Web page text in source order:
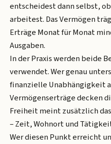
entscheidest dann selbst,
arbeitest. Das Vermögen
Erträge Monat für Monat
Ausgaben.
In der Praxis werden beide
verwendet. Wer genau
finanzielle Unabhängigkeit
Vermögenserträge decken
Freiheit meint zusätzlich
– Zeit, Wohnort und
Wer diesen Punkt erreicht